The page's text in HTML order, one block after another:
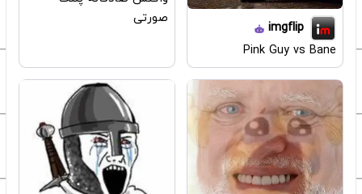
imgflip
Pink Guy vs Bane
صورتی